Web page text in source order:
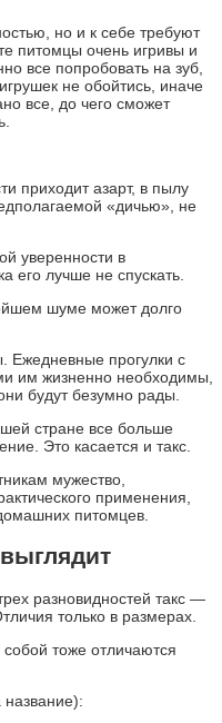
но и к себе требуют
питомцы очень игривы и
все попробовать на зуб,
не обойтись, иначе
все, до чего сможет
приходит азарт, в пылу
«дичью», не
уверенности в
его лучше не спускать.
шуме может долго
Ежедневные прогулки с
им жизненно необходимы,
будут безумно рады.
стране все больше
Это касается и такс.
мужество,
применения,
питомцев.
разновидностей такс —
только в размерах.
тоже отличаются